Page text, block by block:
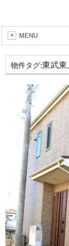
MENU
物件タグ:東武東